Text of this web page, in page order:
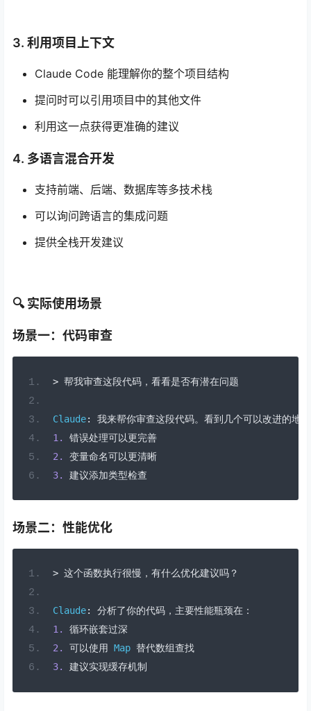
3. 利用项目上下文
Claude Code 能理解你的整个项目结构
提问时可以引用项目中的其他文件
利用这一点获得更准确的建议
4. 多语言混合开发
支持前端、后端、数据库等多技术栈
可以询问跨语言的集成问题
提供全栈开发建议
🔍 实际使用场景
场景一：代码审查
> 帮我审查这段代码，看看是否有潜在问题
Claude:
我来帮你审查这段代码。看到几个可以改进的地
1.
错误处理可以更完善
2.
变量命名可以更清晰
3.
建议添加类型检查
场景二：性能优化
> 这个函数执行很慢，有什么优化建议吗？
Claude:
分析了你的代码，主要性能瓶颈在：
1.
循环嵌套过深
2.
可以使用 Map 替代数组查找
3.
建议实现缓存机制